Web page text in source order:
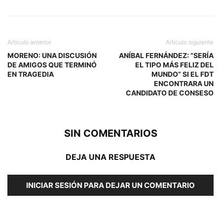
Artículo anterior
MORENO: UNA DISCUSIÓN
DE AMIGOS QUE TERMINÓ
EN TRAGEDIA
Artículo siguiente
ANÍBAL FERNÁNDEZ: “SERÍA
EL TIPO MÁS FELIZ DEL
MUNDO” SI EL FDT
ENCONTRARA UN
CANDIDATO DE CONSESO
SIN COMENTARIOS
DEJA UNA RESPUESTA
INICIAR SESIÓN PARA DEJAR UN COMENTARIO